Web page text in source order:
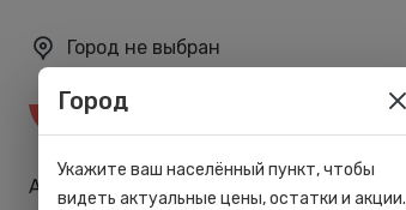
Город не выбран
Акции Карта лояльности
Город
Укажите ваш населённый пункт, чтобы
видеть актуальные цены, остатки и акции.